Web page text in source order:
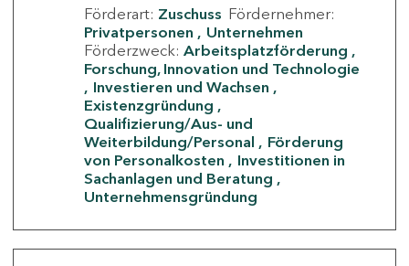
Förderart: Zuschuss Fördernehmer:
Privatpersonen
Unternehmen
Förderzweck: Arbeitsplatzförderung
Forschung, Innovation und Technologie
Investieren und Wachsen
Existenzgründung
Qualifizierung/Aus- und
Weiterbildung/Personal
Förderung
von Personalkosten
Investitionen in
Sachanlagen und Beratung
Unternehmensgründung